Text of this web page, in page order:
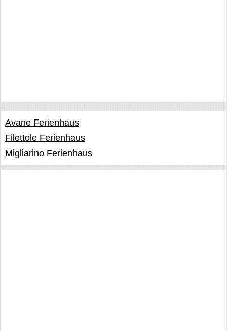
Avane Ferienhaus
Filettole Ferienhaus
Migliarino Ferienhaus